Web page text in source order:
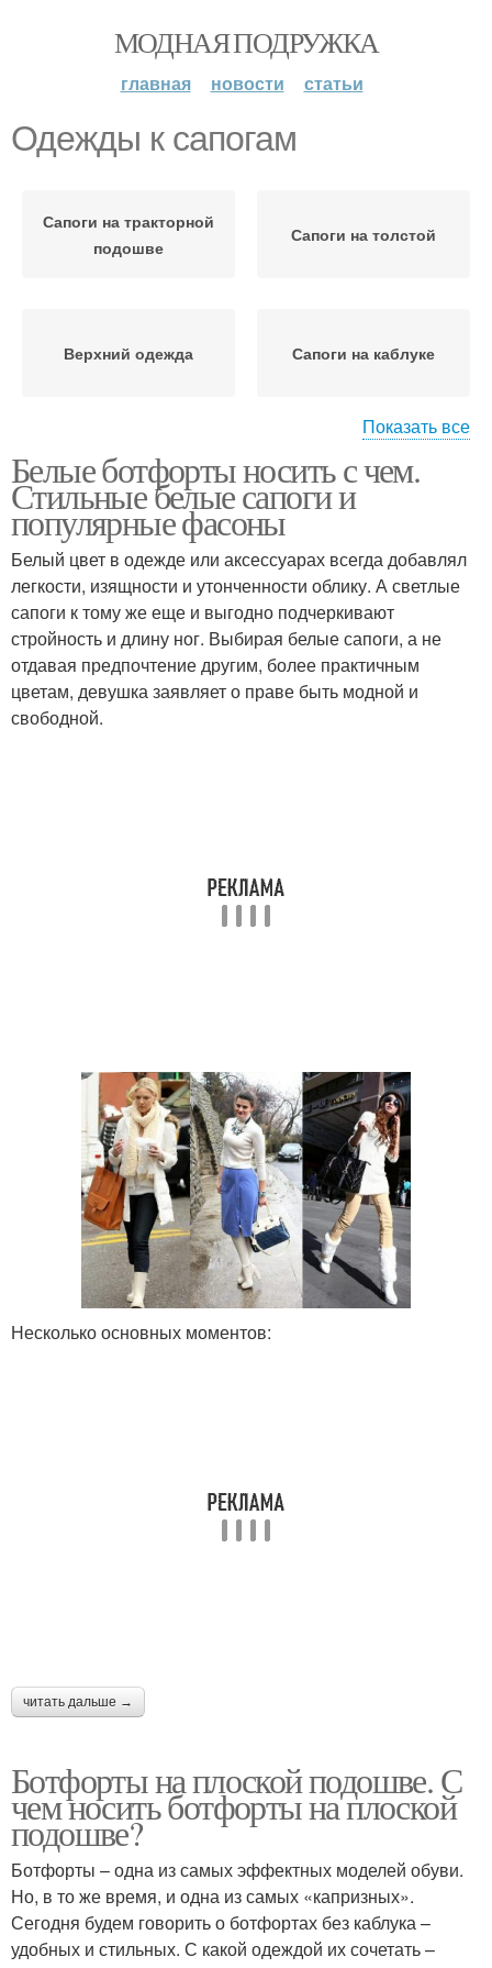
МОДНАЯ ПОДРУЖКА
главная новости статьи
Одежды к сапогам
Сапоги на тракторной
подошве
Сапоги на толстой
Верхний одежда Сапоги на каблуке
Сапоги с чем Высокие сапоги
Верхняя одежда
Показать все
Белые ботфорты носить с чем.
Стильные белые сапоги и
популярные фасоны
Белый цвет в одежде или аксессуарах всегда добавлял
легкости, изящности и утонченности облику. А светлые
сапоги к тому же еще и выгодно подчеркивают
стройность и длину ног. Выбирая белые сапоги, а не
отдавая предпочтение другим, более практичным
цветам, девушка заявляет о праве быть модной и
свободной.
Несколько основных моментов:
читать дальше →
Ботфорты на плоской подошве. С
чем носить ботфорты на плоской
подошве?
Ботфорты – одна из самых эффектных моделей обуви.
Но, в то же время, и одна из самых «капризных».
Сегодня будем говорить о ботфортах без каблука –
удобных и стильных. С какой одеждой их сочетать –